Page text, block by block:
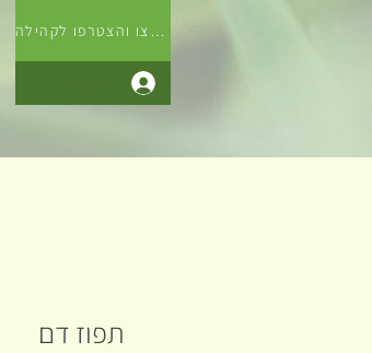
לחצו והצטרפו לקהילה
תפוז דם